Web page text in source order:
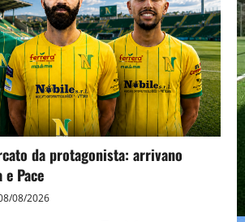
da protagonista: arrivano
Pace
08/2026